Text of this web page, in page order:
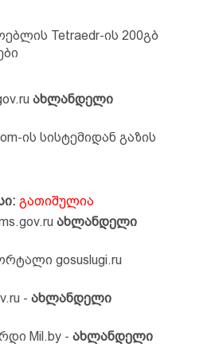
Tetraedr-ის 200გბ
ახლანდელი
ის სისტემიდან გაზის
გათიშულია
ახლანდელი
gosuslugi.ru
- ახლანდელი
Mil.by - ახლანდელი